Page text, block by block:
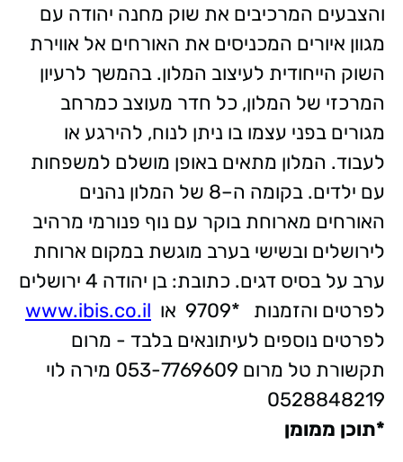
והצבעים המרכיבים את שוק מחנה יהודה עם
מגוון איורים המכניסים את האורחים אל אווירת
השוק הייחודית לעיצוב המלון. בהמשך לרעיון
המרכזי של המלון, כל חדר מעוצב כמרחב
מגורים בפני עצמו בו ניתן לנוח, להירגע או
לעבוד. המלון מתאים באופן מושלם למשפחות
עם ילדים. בקומה ה–8 של המלון נהנים
האורחים מארוחת בוקר עם נוף פנורמי מרהיב
לירושלים ובשישי בערב מוגשת במקום ארוחת
ערב על בסיס דגים. כתובת: בן יהודה 4 ירושלים
לפרטים והזמנות *9709 או
www.ibis.co.il
לפרטים נוספים לעיתונאים בלבד - מרום
תקשורת טל מרום 053-7769609 מירה לוי
0528848219
*תוכן ממומן